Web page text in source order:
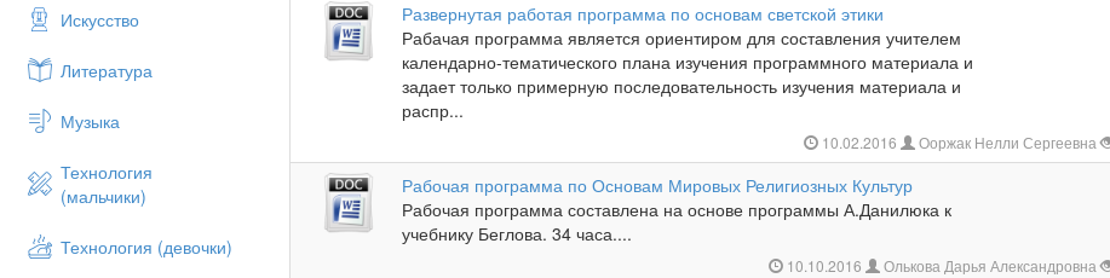
Искусство
Литература
Музыка
Технология
(мальчики)
Технология (девочки)
Развернутая работая программа по основам светской этики
Рабачая программа является ориентиром для составления учителем
календарно-тематического плана изучения программного материала и
задает только примерную последовательность изучения материала и
распр...
10.02.2016 Ооржак Нелли Сергеевна
Рабочая программа по Основам Мировых Религиозных Культур
Рабочая программа составлена на основе программы А.Данилюка к
учебнику Беглова. 34 часа....
10.10.2016 Олькова Дарья Александровна